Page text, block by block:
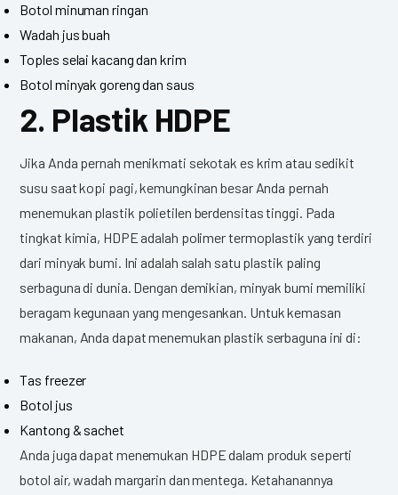
Botol minuman ringan
Wadah jus buah
Toples selai kacang dan krim
Botol minyak goreng dan saus
2. Plastik HDPE
Jika Anda pernah menikmati sekotak es krim atau sedikit
susu saat kopi pagi, kemungkinan besar Anda pernah
menemukan plastik polietilen berdensitas tinggi. Pada
tingkat kimia, HDPE adalah polimer termoplastik yang terdiri
dari minyak bumi. Ini adalah salah satu plastik paling
serbaguna di dunia. Dengan demikian, minyak bumi memiliki
beragam kegunaan yang mengesankan. Untuk kemasan
makanan, Anda dapat menemukan plastik serbaguna ini di:
Tas freezer
Botol jus
Kantong & sachet
Anda juga dapat menemukan HDPE dalam produk seperti
botol air, wadah margarin dan mentega. Ketahanannya